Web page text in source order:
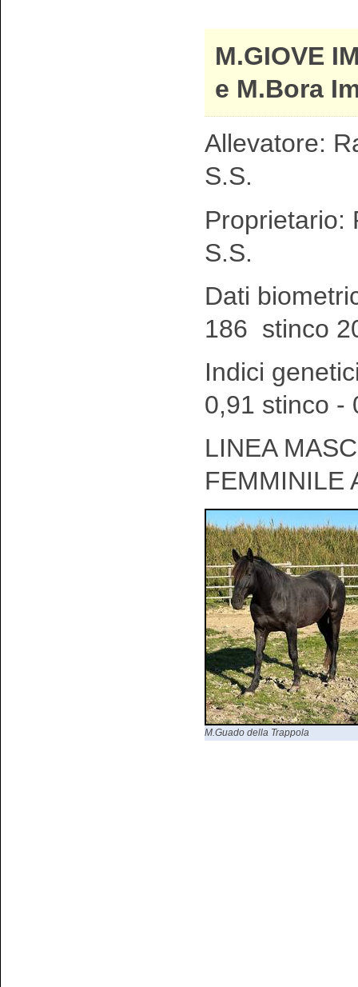
M.GIOVE
e M.Bora
Allevatore:
S.S.
Proprietario:
S.S.
Dati
186 stinco
Indici
0,91 stinco -
LINEA
FEMMINILE
M.Guado della Trappola